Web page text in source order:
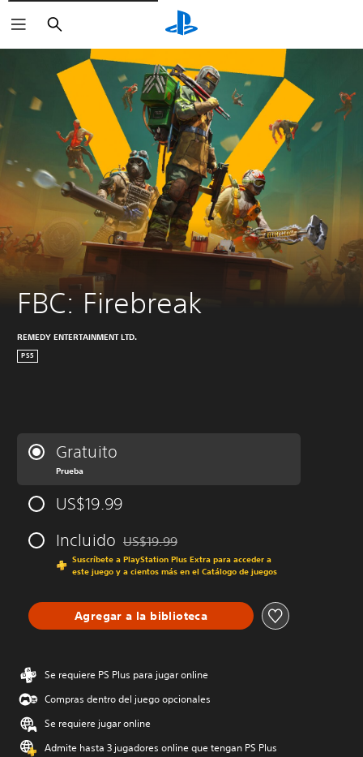
Buscar
FBC: Firebreak
REMEDY ENTERTAINMENT LTD.
PS5
Gratuito
Prueba
US$19.99
Incluido Rebajado del precio original de US$19.99
US$19.99
Suscríbete a PlayStation Plus Extra para acceder a
este juego y a cientos más en el Catálogo de juegos
Agregar a la biblioteca
Se requiere PS Plus para jugar online
Compras dentro del juego opcionales
Se requiere jugar online
Admite hasta 3 jugadores online que tengan PS Plus